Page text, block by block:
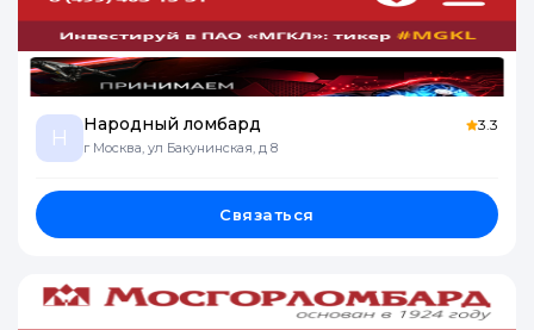
Н
Народный ломбард
г Москва, ул Бакунинская, д 8
3.3
Связаться